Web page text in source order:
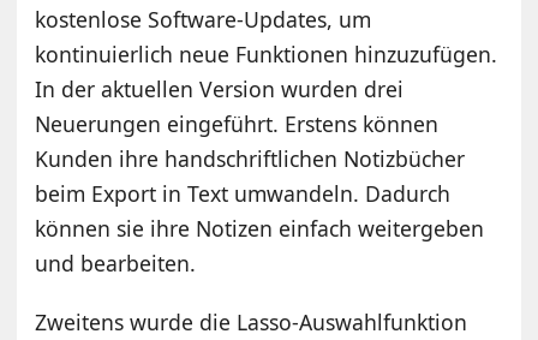
kostenlose Software-Updates, um
kontinuierlich neue Funktionen hinzuzufügen.
In der aktuellen Version wurden drei
Neuerungen eingeführt. Erstens können
Kunden ihre handschriftlichen Notizbücher
beim Export in Text umwandeln. Dadurch
können sie ihre Notizen einfach weitergeben
und bearbeiten.
Zweitens wurde die Lasso-Auswahlfunktion